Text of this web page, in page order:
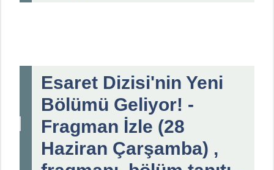
Esaret Dizisi'nin Yeni
Bölümü Geliyor! -
Fragman İzle (28
Haziran Çarşamba) ,